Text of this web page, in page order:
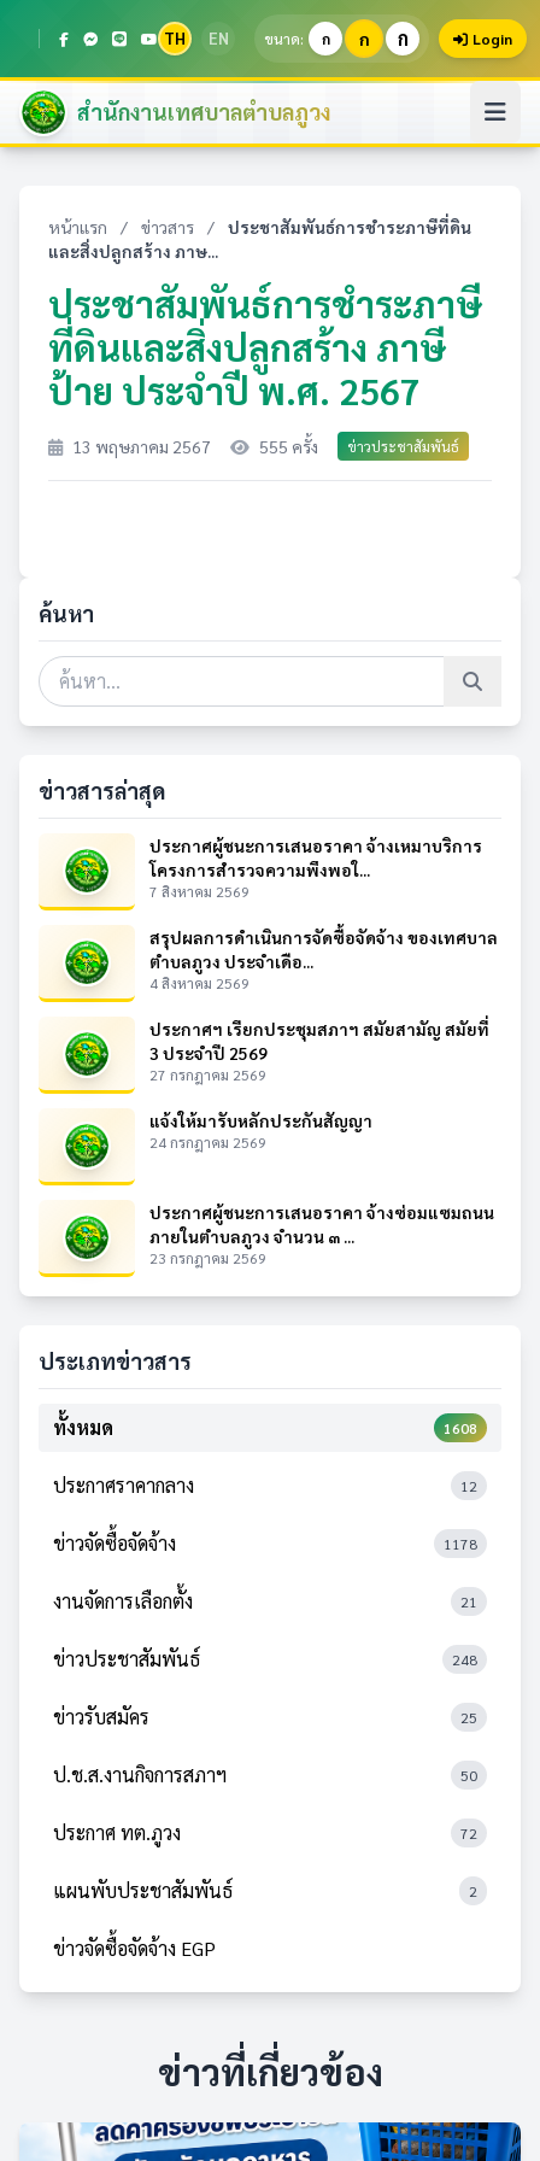
TH EN ขนาด: ก ก ก Login
สำนักงานเทศบาลตำบลภูวง
หน้าแรก / ข่าวสาร /
ประชาสัมพันธ์การชำระภาษีที่ดิน
และสิ่งปลูกสร้าง ภาษ...
ประชาสัมพันธ์การชำระภาษี
ที่ดินและสิ่งปลูกสร้าง ภาษี
ป้าย ประจำปี พ.ศ. 2567
13 พฤษภาคม 2567 555 ครั้ง ข่าวประชาสัมพันธ์
ค้นหา
ข่าวสารล่าสุด
ประกาศผู้ชนะการเสนอราคา จ้างเหมาบริการ
โครงการสำรวจความพึงพอใ...
7 สิงหาคม 2569
สรุปผลการดำเนินการจัดซื้อจัดจ้าง ของเทศบาล
ตำบลภูวง ประจำเดือ...
4 สิงหาคม 2569
ประกาศฯ เรียกประชุมสภาฯ สมัยสามัญ สมัยที่
3 ประจำปี 2569
27 กรกฎาคม 2569
แจ้งให้มารับหลักประกันสัญญา
24 กรกฎาคม 2569
ประกาศผู้ชนะการเสนอราคา จ้างซ่อมแซมถนน
ภายในตำบลภูวง จำนวน ๓ ...
23 กรกฎาคม 2569
ประเภทข่าวสาร
ทั้งหมด 1608
ประกาศราคากลาง 12
ข่าวจัดซื้อจัดจ้าง 1178
งานจัดการเลือกตั้ง 21
ข่าวประชาสัมพันธ์ 248
ข่าวรับสมัคร 25
ป.ช.ส.งานกิจการสภาฯ 50
ประกาศ ทต.ภูวง 72
แผนพับประชาสัมพันธ์ 2
ข่าวจัดซื้อจัดจ้าง EGP
ข่าวที่เกี่ยวข้อง